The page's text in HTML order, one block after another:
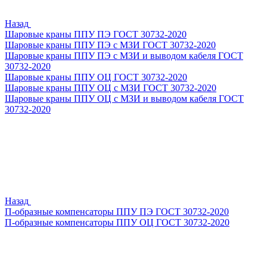
Назад
Шаровые краны ППУ ПЭ ГОСТ 30732-2020
Шаровые краны ППУ ПЭ с МЗИ ГОСТ 30732-2020
Шаровые краны ППУ ПЭ с МЗИ и выводом кабеля ГОСТ
30732-2020
Шаровые краны ППУ ОЦ ГОСТ 30732-2020
Шаровые краны ППУ ОЦ с МЗИ ГОСТ 30732-2020
Шаровые краны ППУ ОЦ с МЗИ и выводом кабеля ГОСТ
30732-2020
Назад
П-образные компенсаторы ППУ ПЭ ГОСТ 30732-2020
П-образные компенсаторы ППУ ОЦ ГОСТ 30732-2020